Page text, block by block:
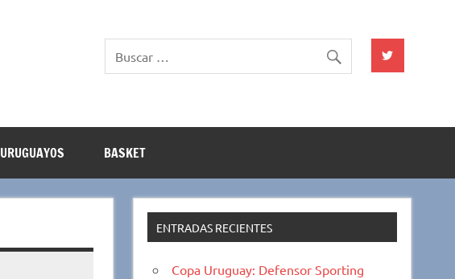
URUGUAYOS BASKET
ENTRADAS RECIENTES
Copa Uruguay: Defensor Sporting